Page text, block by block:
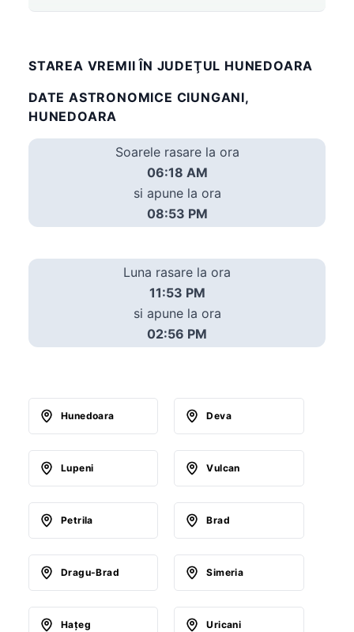
STAREA VREMII ÎN JUDEŢUL HUNEDOARA
DATE ASTRONOMICE CIUNGANI,
HUNEDOARA
Soarele rasare la ora
06:18 AM
si apune la ora
08:53 PM
Luna rasare la ora
11:53 PM
si apune la ora
02:56 PM
Hunedoara Deva
Lupeni Vulcan
Petrila Brad
Dragu-Brad Simeria
Haţeg Uricani